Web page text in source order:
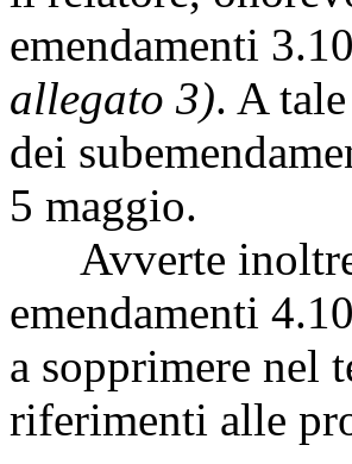
emendamenti
allegato 3). A
dei
5 maggio.
Avverte inoltre
emendamenti
a sopprimere nel
riferimenti alle